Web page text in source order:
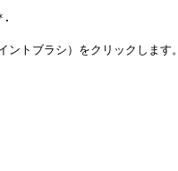
トブラシ）をクリックします。